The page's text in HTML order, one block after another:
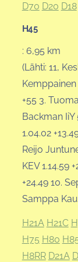
D70 D20 D18
H45
: 6,95 km
(Lähti: 11,
Kemppainen
+55 3.
Backman IiY
1.04.02
Reijo
KEV 1.14.59
+24.49 10.
Samppa
H21A H21C
H75 H80
H8RR D21A